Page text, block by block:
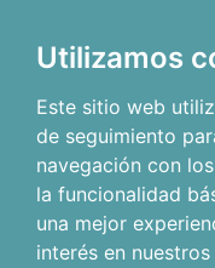
Utilizamos
Este sitio web
de seguimiento
navegación con
la funcionalidad
una mejor
interés en